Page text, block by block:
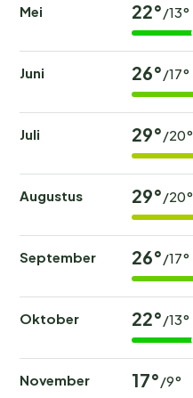
Mei 22° /13°
Juni 26° /17°
Juli 29° /20°
Augustus 29° /20°
September 26° /17°
Oktober 22° /13°
November 17° /9°